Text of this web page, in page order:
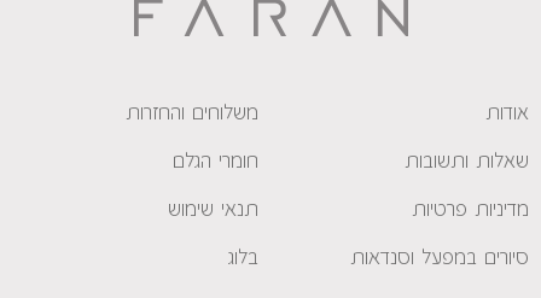
אודות משלוחים והחזרות
שאלות ותשובות חומרי הגלם
מדיניות פרטיות תנאי שימוש
סיורים במפעל וסנדאות בלוג